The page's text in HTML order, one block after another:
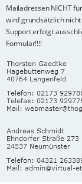
Mailadressen NICHT
wird grundsätzlich
Support erfolgt
Formular!!!!